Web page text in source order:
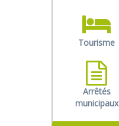
Tourisme
Arrêtés
municipaux